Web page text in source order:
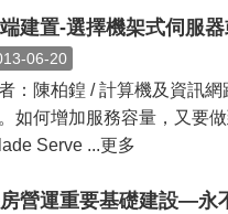
建置-選擇機架式伺服
06-20
：陳柏鍠 / 計算機及資訊
如何增加服務容量，又要
Serve ...更多
營運重要基礎建設—永